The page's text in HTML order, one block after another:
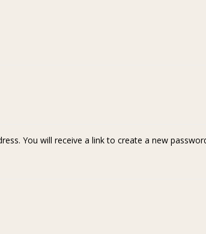
You will receive a link to create a new